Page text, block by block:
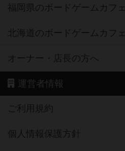
福岡県のボードゲームカフェ
北海道のボードゲームカフェ
オーナー・店長の方へ
運営者情報
ご利用規約
個人情報保護方針